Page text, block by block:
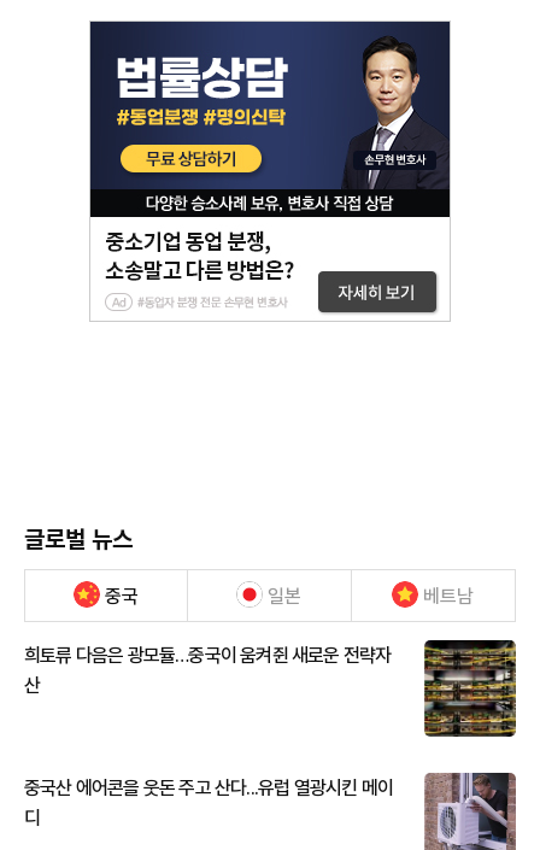
글로벌 뉴스
중국 일본 베트남
희토류 다음은 광모듈…중국이 움켜쥔 새로운 전략자
산
중국산 에어콘을 웃돈 주고 산다...유럽 열광시킨 메이
디